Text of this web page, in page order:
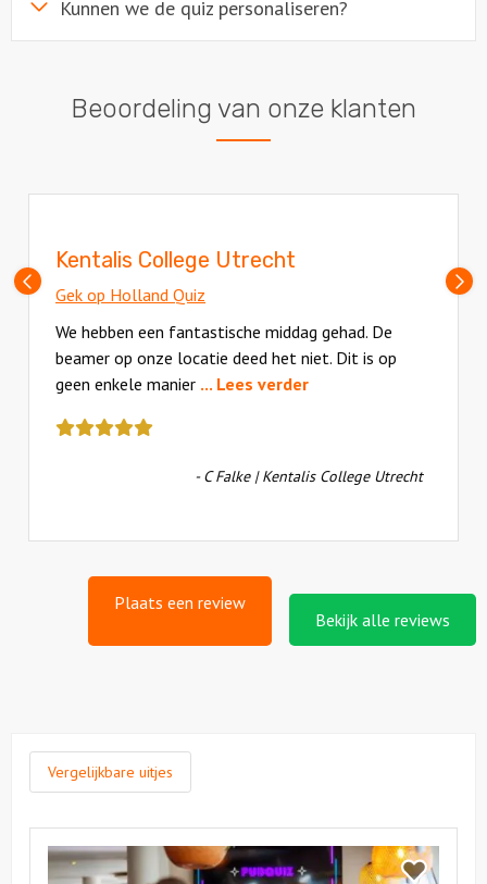
Kunnen we de quiz personaliseren?
Beoordeling van onze klanten
Vorige
slide
Kentalis College Utrecht
Gek op Holland Quiz
We hebben een fantastische middag gehad. De
beamer op onze locatie deed het niet. Dit is op
geen enkele manier ... Lees verder
review
een
- C Falke | Kentalis College Utrecht
Plaats een review
Bekijk alle reviews
Vergelijkbare uitjes
Bekijk
Bekijk
Pubquiz